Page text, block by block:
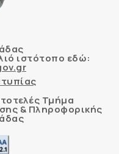
ιστότοπο εδώ:
Τμήμα
& Πληροφορικής